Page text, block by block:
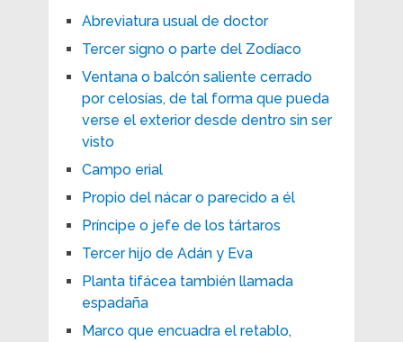
Abreviatura usual de doctor
Tercer signo o parte del Zodíaco
Ventana o balcón saliente cerrado
por celosías, de tal forma que pueda
verse el exterior desde dentro sin ser
visto
Campo erial
Propio del nácar o parecido a él
Príncipe o jefe de los tártaros
Tercer hijo de Adán y Eva
Planta tifácea también llamada
espadaña
Marco que encuadra el retablo,